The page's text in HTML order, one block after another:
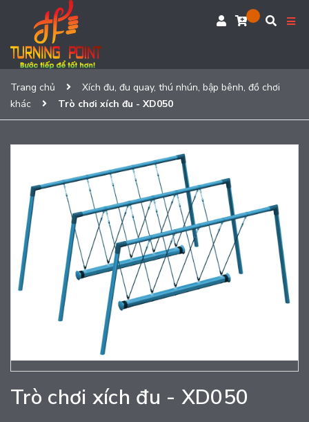
Trang chủ
Xích đu, đu quay, thú nhún, bập bênh, đồ chơi
khác
Trò chơi xích đu - XD050
Trò chơi xích đu - XD050